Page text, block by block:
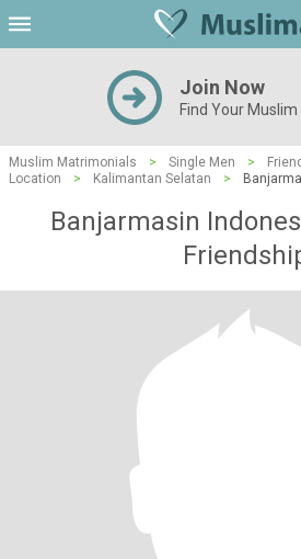
Join Now
Find Your
Muslim Matrimonials > Single Men >
Location
> Kalimantan Selatan >
Banjarmasin